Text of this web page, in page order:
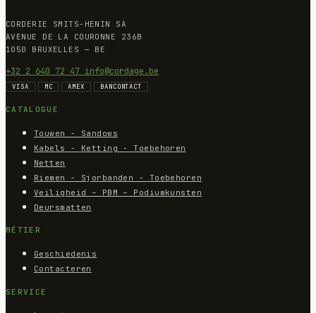
CORDERIE SMITS-HENIN SA
AVENUE DE LA COURONNE 236B
1050 BRUXELLES — BE
+32 2 640 72 47 info@cordage.be
VISA MC AMEX BANCONTACT
CATALOGUE
Touwen - Sandows
Kabels - Ketting - Toebehoren
Netten
Riemen - Sjorbanden - Toebehoren
Veiligheid – PBM – Podiumkunsten
Deursmatten
MÉTIER
Geschiedenis
Contacteren
SERVICE